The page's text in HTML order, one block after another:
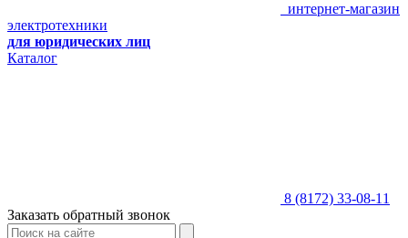
интернет-магазин
электротехники
для юридических лиц
Каталог
8 (8172) 33-08-11
Заказать обратный звонок